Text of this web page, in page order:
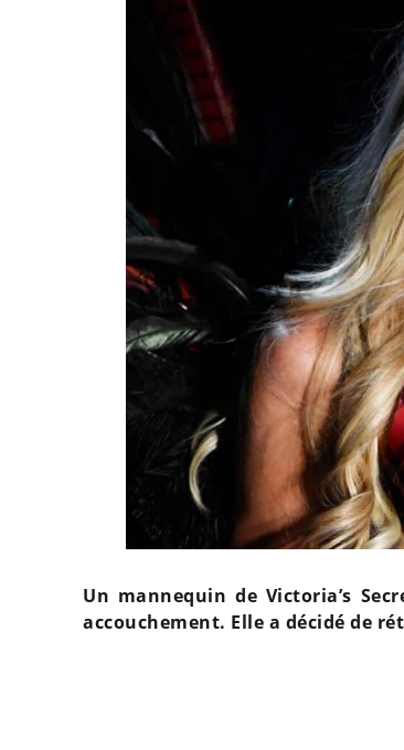
Un mannequin de Victoria’s
accouchement. Elle a décidé de